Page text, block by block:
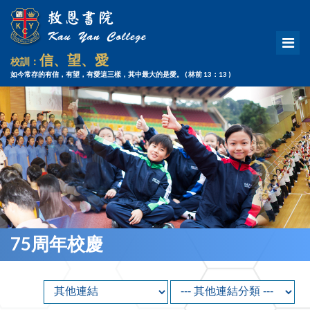
校訓：信、望、愛
如今常存的有信，有望，有愛這三樣，其中最大的是愛。 ( 林前 13：13 )
75周年校慶